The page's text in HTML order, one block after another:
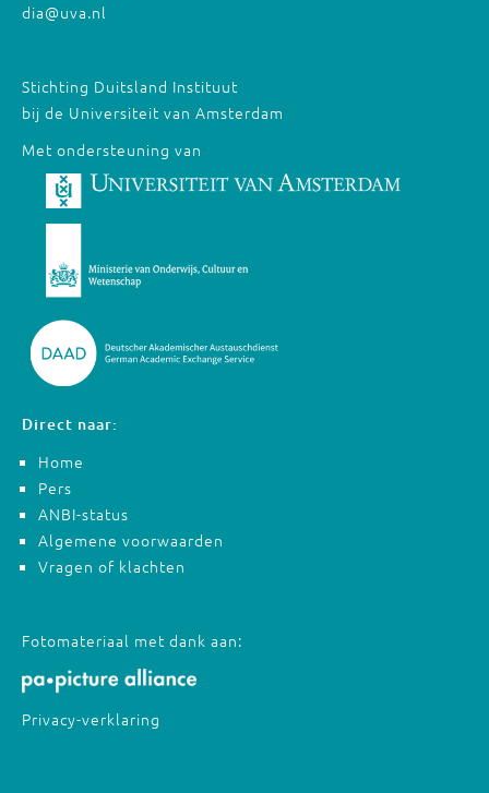
dia@uva.nl
Stichting Duitsland Instituut
bij de Universiteit van Amsterdam
Met ondersteuning van
Direct naar:
Home
Pers
ANBI-status
Algemene voorwaarden
Vragen of klachten
Fotomateriaal met dank aan:
Privacy-verklaring